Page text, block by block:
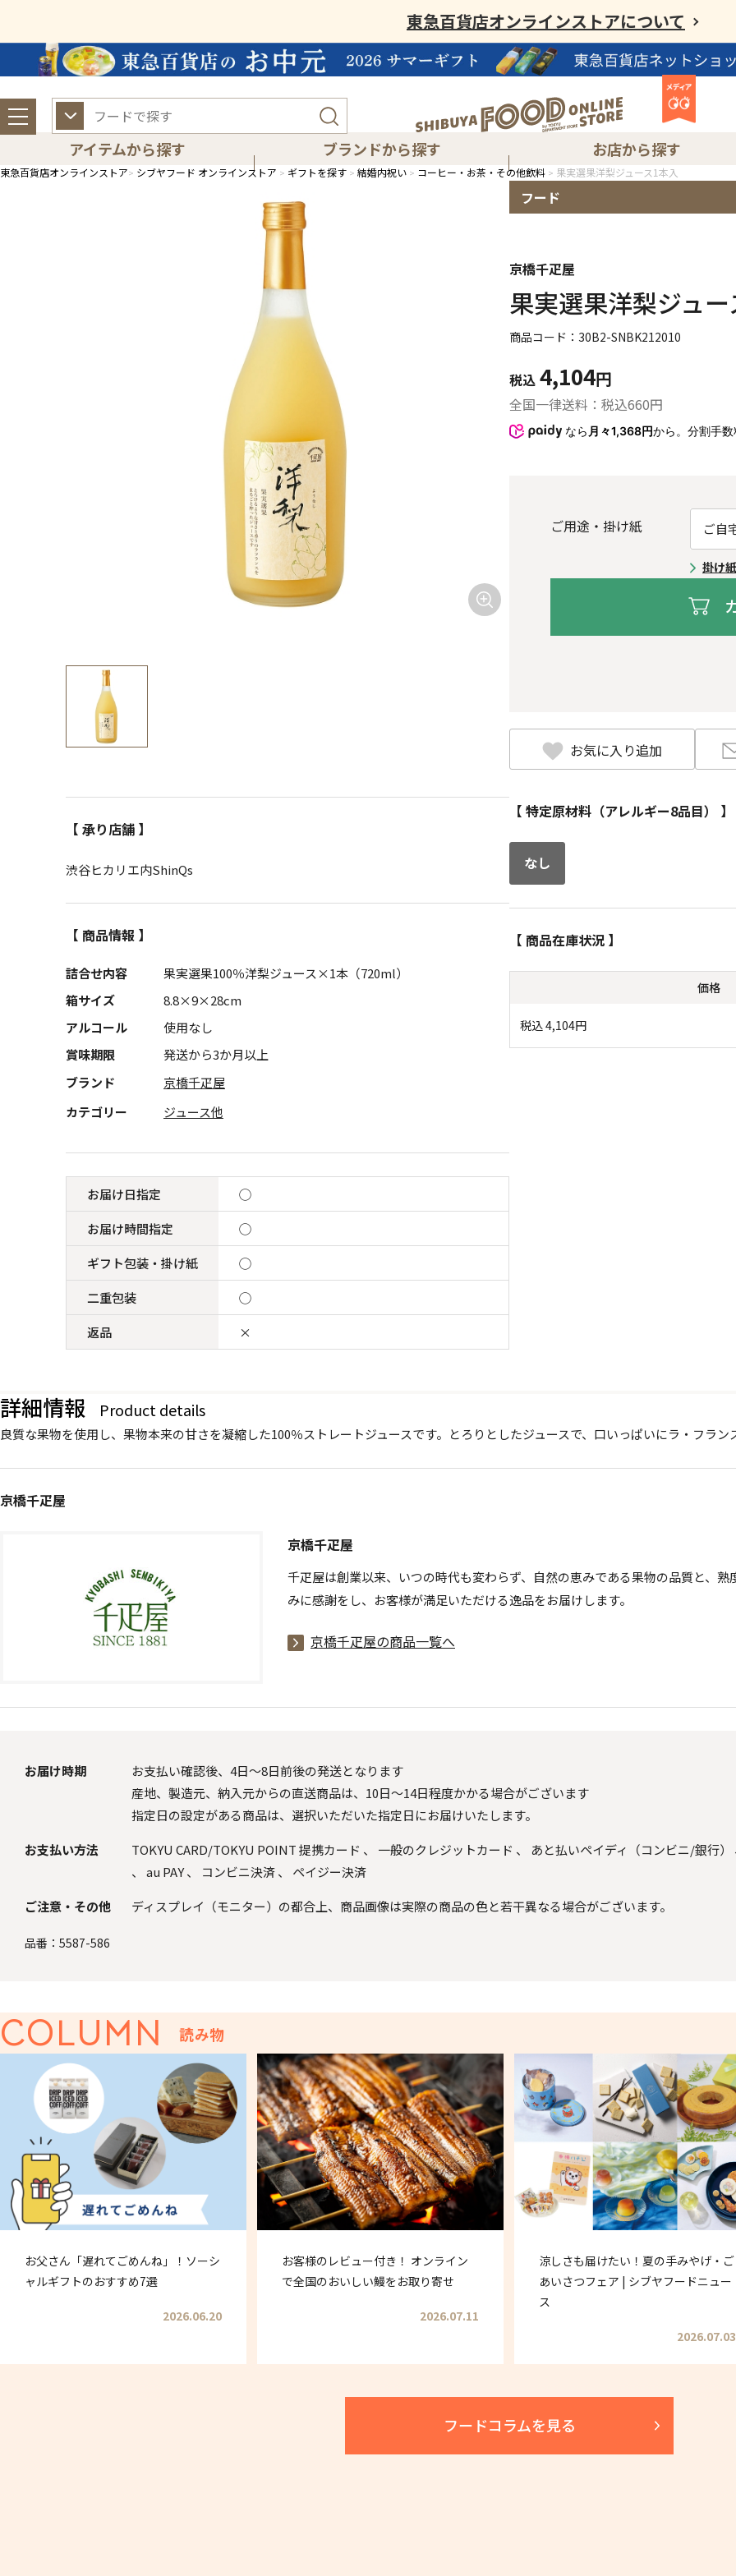
東急百貨店オンラインストアについて
アイテムから探す ブランドから探す お店から探す
東急百貨店オンラインストア シブヤフード オンラインストア ギフトを探す 結婚内祝い コーヒー・お茶・その他飲料 果実選果洋梨ジュース1本入
フード
京橋千疋屋
果実選果洋梨ジュ
商品コード：30B2-SNBK212010
税込 4,104円
全国一律送料：税込660円
なら 月々1,368円から。分割手
ご用途・掛け紙
掛け
お気に入り追加
【 特定原材料（アレルギー8品目） 】
なし
【 商品在庫状況 】
価格
税込4,104円
【 承り店舗 】
渋谷ヒカリエ内ShinQs
【 商品情報 】
詰合せ内容
果実選果100％洋梨ジュース×1本（720ml）
箱サイズ
8.8×9×28cm
アルコール
使用なし
賞味期限
発送から3か月以上
ブランド
京橋千疋屋
カテゴリー
ジュース他
お届け日指定
◯
お届け時間指定
◯
ギフト包装・掛け紙
◯
二重包装
◯
返品
×
詳細情報 Product details
良質な果物を使用し、果物本来の甘さを凝縮した100％ストレートジュースです。とろりとしたジュースで、口いっぱいにラ・フラン
京橋千疋屋
京橋千疋屋
千疋屋は創業以来、いつの時代も変わらず、自然の恵みである果物の品質と、
みに感謝をし、お客様が満足いただける逸品をお届けします。
京橋千疋屋の商品一覧へ
お届け時期
お支払い確認後、4日～8日前後の発送となります
産地、製造元、納入元からの直送商品は、10日～14日程度かかる場合がございます
指定日の設定がある商品は、選択いただいた指定日にお届けいたします。
お支払い方法
TOKYU CARD/TOKYU POINT 提携カード 、 一般のクレジットカード 、 あと払いペイディ（コンビニ/銀行）
、 au PAY、 コンビニ決済、 ペイジー決済
ご注意・その他
ディスプレイ（モニター）の都合上、商品画像は実際の商品の色と若干異なる場合がございます。
品番： 5587-586
COLUMN 読み物
お父さん「遅れてごめんね」！ソーシ
ャルギフトのおすすめ7選
2026.06.20
お客様のレビュー付き！ オンライン
で全国のおいしい鰻をお取り寄せ
2026.07.11
涼しさも届けたい！夏の手みやげ・ご
あいさつフェア | シブヤフードニュー
ス
2026.07.03
フードコラムを見る